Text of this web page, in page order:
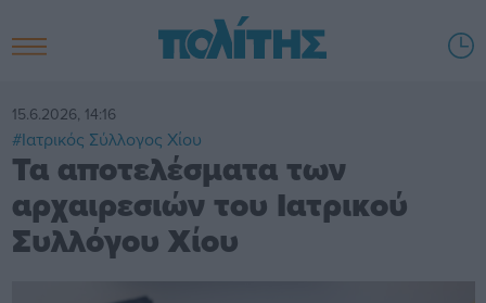
15.6.2026, 14:16
#Ιατρικός Σύλλογος Χίου
Τα αποτελέσματα των
αρχαιρεσιών του Ιατρικού
Συλλόγου Χίου